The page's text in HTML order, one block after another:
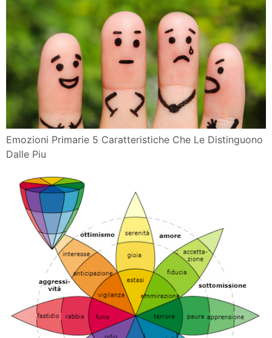
Emozioni Primarie 5 Caratteristiche Che Le Distinguono
Dalle Piu